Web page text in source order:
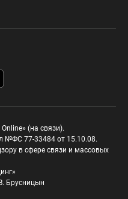
(на связи).
№ФС 77-33484 от 15.10.08.
в сфере связи и массовых
Брусницын